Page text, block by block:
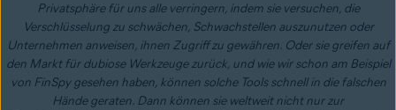
Privatsphäre für uns alle verringern, indem sie versuchen, die
Verschlüsselung zu schwächen, Schwachstellen auszunutzen oder
Unternehmen anweisen, ihnen Zugriff zu gewähren. Oder sie greifen auf
den Markt für dubiose Werkzeuge zurück, und wie wir schon am Beispiel
von FinSpy gesehen haben, können solche Tools schnell in die falschen
Hände geraten. Dann können sie weltweit nicht nur zur